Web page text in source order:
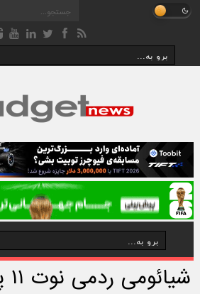
شیائومی ردمی نوت ۱۱ پرو